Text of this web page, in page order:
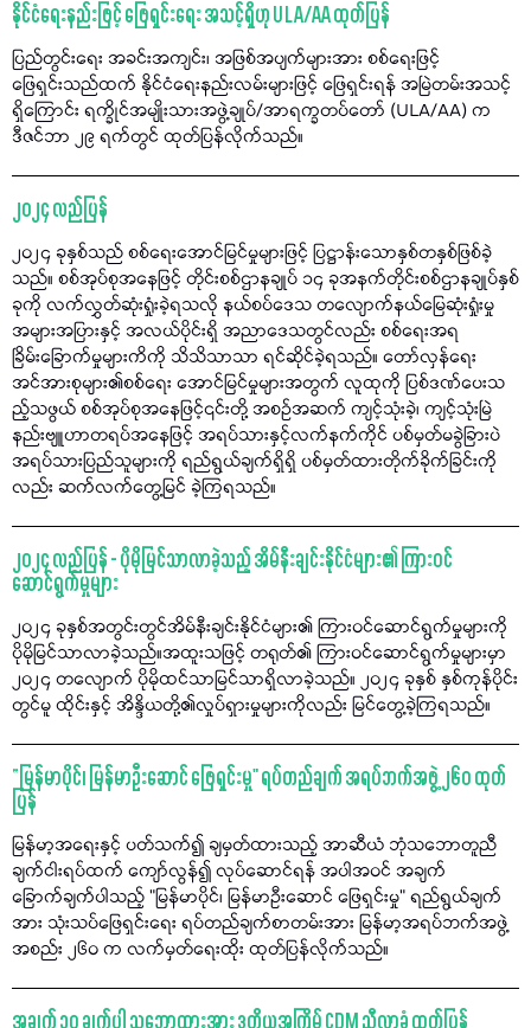
နိုင်ငံရေးနည်းဖြင့် ဖြေရှင်းရေး အသင့်ရှိဟု ULA/AA ထုတ်ပြန်
ပြည်တွင်းရေး အခင်းအကျင်း၊ အဖြစ်အပျက်များအား စစ်ရေးဖြင့်
ဖြေရှင်းသည်ထက် နိုင်ငံရေးနည်းလမ်းများဖြင့် ဖြေရှင်းရန် အမြဲတမ်းအသင့်
ရှိကြောင်း ရက္ခိုင်အမျိုးသားအဖွဲ့ချုပ်/အာရက္ခတပ်တော် (ULA/AA) က
ဒီဇင်ဘာ ၂၉ ရက်တွင် ထုတ်ပြန်လိုက်သည်။
၂၀၂၄ လည်ပြန်
၂၀၂၄ ခုနှစ်သည် စစ်ရေးအောင်မြင်မှုများဖြင့် ပြဋ္ဌာန်းသောနှစ်တနှစ်ဖြစ်ခဲ့
သည်။ စစ်အုပ်စုအနေဖြင့် တိုင်းစစ်ဌာနချုပ် ၁၄ ခုအနက်တိုင်းစစ်ဌာနချုပ်နှစ်
ခုကို လက်လွှတ်ဆုံးရှုံးခဲ့ရသလို နယ်စပ်ဒေသ တလျောက်နယ်မြေဆုံးရှုံးမှု
အများအပြားနှင့် အလယ်ပိုင်းရှိ အညာဒေသတွင်လည်း စစ်ရေးအရ
ခြိမ်းခြောက်မှုများကိကို သိသိသာသာ ရင်ဆိုင်ခဲ့ရသည်။ တော်လှန်ရေး
အင်အားစုများ၏စစ်ရေး အောင်မြင်မှုများအတွက် လူထုကို ပြစ်ဒဏ်ပေးသ
ည့်သဖွယ် စစ်အုပ်စုအနေဖြင့်၎င်းတို့ အစဉ်အဆက် ကျင့်သုံးခဲ့၊ ကျင့်သုံးမြဲ
နည်းဗျူဟာတရပ်အနေဖြင့် အရပ်သားနှင့်လက်နက်ကိုင် ပစ်မှတ်မခွဲခြားပဲ
အရပ်သားပြည်သူများကို ရည်ရွယ်ချက်ရှိရှိ ပစ်မှတ်ထားတိုက်ခိုက်ခြင်းကို
လည်း ဆက်လက်တွေ့မြင် ခဲ့ကြရသည်။
၂၀၂၄ လည်ပြန် - ပိုမိုမြင်သာလာခဲ့သည့် အိမ်နီးချင်းနိုင်ငံများ၏ ကြားဝင်
ဆောင်ရွက်မှုများ
၂၀၂၄ ခုနှစ်အတွင်းတွင်အိမ်နီးချင်းနိုင်ငံများ၏ ကြားဝင်ဆောင်ရွက်မှုများကို
ပိုမိုမြင်သာလာခဲ့သည်။အထူးသဖြင့် တရုတ်၏ ကြားဝင်ဆောင်ရွက်မှုများမှာ
၂၀၂၄ တလျောက် ပိုမိုထင်သာမြင်သာရှိလာခဲ့သည်။ ၂၀၂၄ ခုနှစ် နှစ်ကုန်ပိုင်း
တွင်မူ ထိုင်းနှင့် အိန္ဒိယတို့၏လှုပ်ရှားမှုများကိုလည်း မြင်တွေ့ခဲ့ကြရသည်။
“မြန်မာပိုင်၊ မြန်မာဦးဆောင် ဖြေရှင်းမှု" ရပ်တည်ချက် အရပ်ဘက်အဖွဲ့ ၂၆၀ ထုတ်
ပြန်
မြန်မာ့အရေးနှင့် ပတ်သက်၍ ချမှတ်ထားသည့် အာဆီယံ ဘုံသဘောတူညီ
ချက်ငါးရပ်ထက် ကျော်လွန်၍ လုပ်ဆောင်ရန် အပါအဝင် အချက်
ခြောက်ချက်ပါသည့် "မြန်မာပိုင်၊ မြန်မာဦးဆောင် ဖြေရှင်းမှု" ရည်ရွယ်ချက်
အား သုံးသပ်ဖြေရှင်းရေး ရပ်တည်ချက်စာတမ်းအား မြန်မာ့အရပ်ဘက်အဖွဲ့
အစည်း ၂၆၀ က လက်မှတ်ရေးထိုး ထုတ်ပြန်လိုက်သည်။